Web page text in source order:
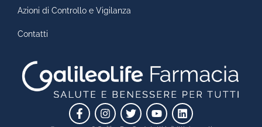
Azioni di Controllo e Vigilanza
Contatti